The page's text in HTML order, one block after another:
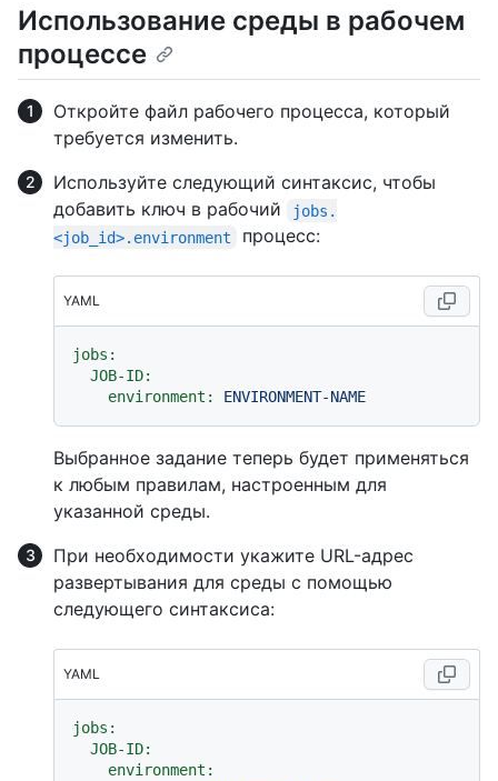
Использование среды в рабочем
процессе
Откройте файл рабочего процесса, который
требуется изменить.
Используйте следующий синтаксис, чтобы
добавить ключ в рабочий
jobs.
<job_id>.environment
процесс:
YAML
jobs:
JOB-ID:
environment:
ENVIRONMENT-NAME
Выбранное задание теперь будет применяться
к любым правилам, настроенным для
указанной среды.
При необходимости укажите URL-адрес
развертывания для среды с помощью
следующего синтаксиса:
YAML
jobs:
JOB-ID:
environment: